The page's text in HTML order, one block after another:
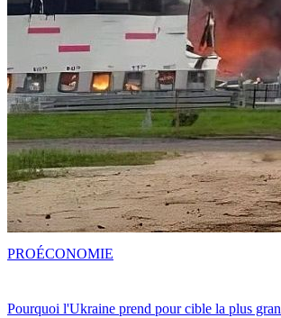
Pourquoi l'Ukraine prend pour cible la plus
PROÉCONOMIE